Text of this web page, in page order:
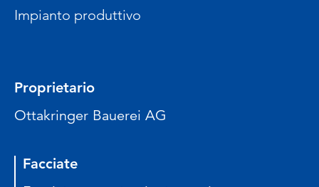
Impianto produttivo
Proprietario
Ottakringer Bauerei AG
Facciate